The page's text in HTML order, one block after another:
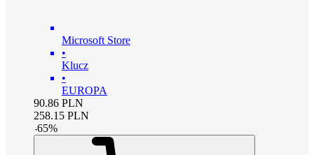
Microsoft Store
•
Klucz
•
EUROPA
90.86 PLN
258.15 PLN
-65%